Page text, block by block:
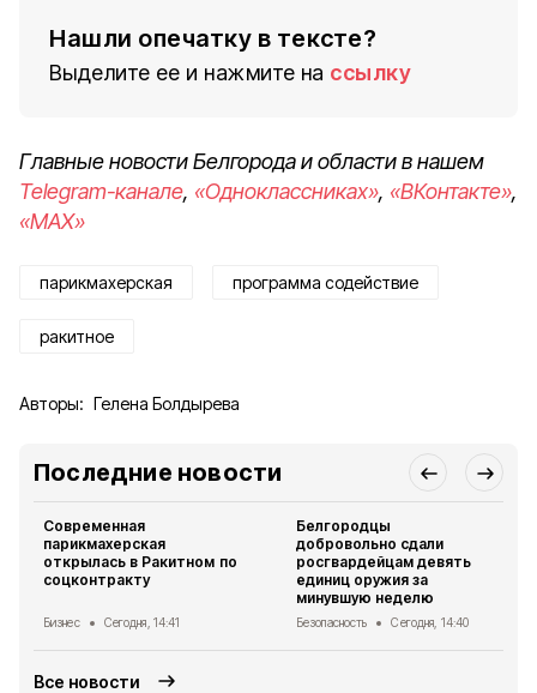
Нашли опечатку в тексте?
Выделите ее и нажмите на ссылку
Главные новости Белгорода и области в нашем
Telegram-канале, «Одноклассниках», «ВКонтакте»,
«MAX»
парикмахерская программа содействие
ракитное
Авторы: Гелена Болдырева
Последние новости
Современная
парикмахерская
открылась в Ракитном по
соцконтракту
Бизнес Сегодня, 14:41
Белгородцы
добровольно сдали
росгвардейцам девять
единиц оружия за
минувшую неделю
Безопасность Сегодня, 14:40
Все новости